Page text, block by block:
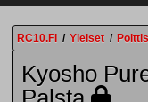
RC10.FI / Yleiset /
Kyosho